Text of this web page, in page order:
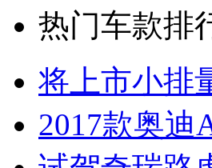
热门车款排
将上市小排
2017款奥迪